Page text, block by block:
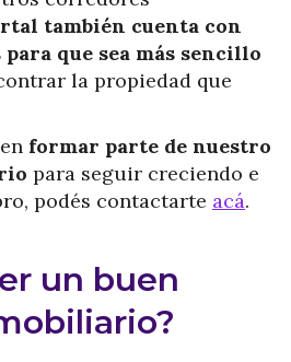
también cuenta con
que sea más sencillo
la propiedad que
formar parte de nuestro
para seguir creciendo e
podés contactarte acá.
un buen